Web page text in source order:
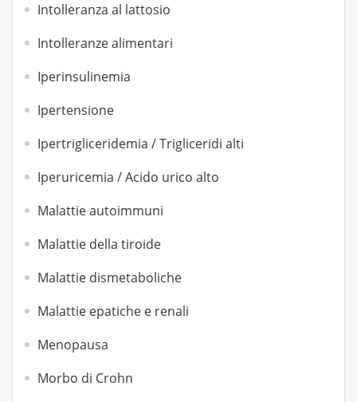
Intolleranza al lattosio
Intolleranze alimentari
Iperinsulinemia
Ipertensione
Ipertrigliceridemia / Trigliceridi alti
Iperuricemia / Acido urico alto
Malattie autoimmuni
Malattie della tiroide
Malattie dismetaboliche
Malattie epatiche e renali
Menopausa
Morbo di Crohn